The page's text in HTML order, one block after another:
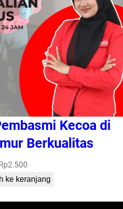
Kecoa di
Berkualitas
2.500
ke keranjang